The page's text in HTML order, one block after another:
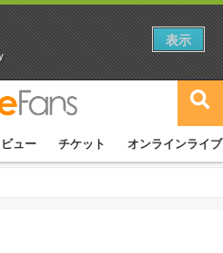
ビュー チケット オンラインライブ
表示